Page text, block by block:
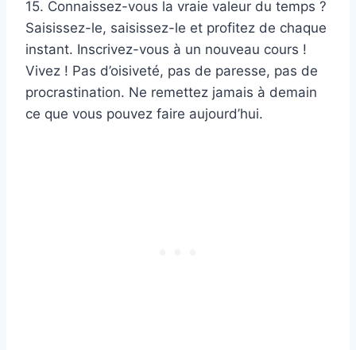
15. Connaissez-vous la vraie valeur du temps ?
Saisissez-le, saisissez-le et profitez de chaque
instant. Inscrivez-vous à un nouveau cours !
Vivez ! Pas d’oisiveté, pas de paresse, pas de
procrastination. Ne remettez jamais à demain
ce que vous pouvez faire aujourd’hui.